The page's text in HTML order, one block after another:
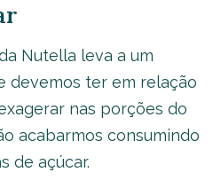
Nutella leva a um
devemos ter em relação
nas porções do
acabarmos consumindo
de açúcar.